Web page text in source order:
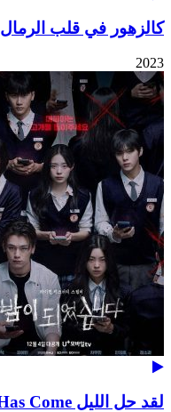
كالزهور في قلب الرمال Like Flowers In Sand
2023
لقد حل الليل Night Has Come